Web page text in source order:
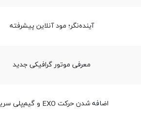
آینده‌نگر؛ مود آنلاین پیشرفته
معرفی موتور گرافیکی جدید
اضافه شدن حرکت EXO و گیم‌پلی سریع